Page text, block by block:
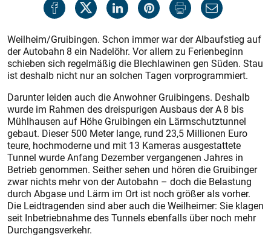
Weilheim/Gruibingen. Schon immer war der Albaufstieg auf
der Autobahn 8 ein Nadelöhr. Vor allem zu Ferienbeginn
schieben sich regelmäßig die Blechlawinen gen Süden. Stau
ist deshalb nicht nur an solchen Tagen vorprogrammiert.
Darunter leiden auch die Anwohner Gruibingens. Deshalb
wurde im Rahmen des dreispurigen Ausbaus der A 8 bis
Mühlhausen auf Höhe Gruibingen ein Lärmschutztunnel
gebaut. Dieser 500 Meter lange, rund 23,5 Millionen Euro
teure, hochmoderne und mit 13 Kameras ausgestattete
Tunnel wurde Anfang Dezember vergangenen Jahres in
Betrieb genommen. Seither sehen und hören die Gruibinger
zwar nichts mehr von der Autobahn – doch die Belastung
durch Abgase und Lärm im Ort ist noch größer als vorher.
Die Leidtragenden sind aber auch die Weilheimer: Sie klagen
seit Inbetriebnahme des Tunnels ebenfalls über noch mehr
Durchgangsverkehr.